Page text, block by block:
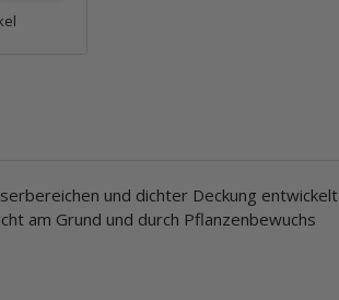
und dichter Deckung entwickelt
am Grund und durch Pflanzenbewuchs